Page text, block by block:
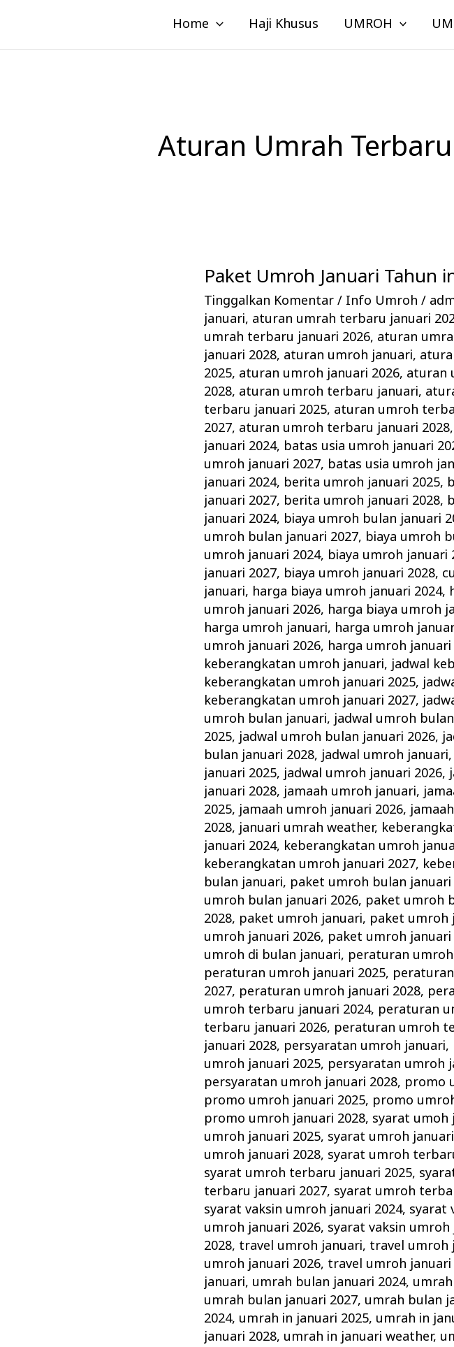
konten
Home Haji Khusus UMROH
Aturan Umrah
Paket Umroh Januari Tahun
Tinggalkan Komentar / Info Umroh /
januari, aturan umrah terbaru januari
umrah terbaru januari 2026, aturan
januari 2028, aturan umroh januari,
2025, aturan umroh januari 2026, aturan
2028, aturan umroh terbaru januari,
terbaru januari 2025, aturan umroh
2027, aturan umroh terbaru januari 2028,
januari 2024, batas usia umroh januari
umroh januari 2027, batas usia umroh
januari 2024, berita umroh januari 2025,
januari 2027, berita umroh januari 2028,
januari 2024, biaya umroh bulan januari
umroh bulan januari 2027, biaya umroh
umroh januari 2024, biaya umroh januari
januari 2027, biaya umroh januari 2028,
januari, harga biaya umroh januari 2024,
umroh januari 2026, harga biaya umroh
harga umroh januari, harga umroh
umroh januari 2026, harga umroh januari
keberangkatan umroh januari, jadwal
keberangkatan umroh januari 2025,
keberangkatan umroh januari 2027,
umroh bulan januari, jadwal umroh
2025, jadwal umroh bulan januari 2026,
bulan januari 2028, jadwal umroh januari,
januari 2025, jadwal umroh januari 2026,
januari 2028, jamaah umroh januari,
2025, jamaah umroh januari 2026,
2028, januari umrah weather,
januari 2024, keberangkatan umroh
keberangkatan umroh januari 2027,
bulan januari, paket umroh bulan januari
umroh bulan januari 2026, paket umroh
2028, paket umroh januari, paket umroh
umroh januari 2026, paket umroh januari
umroh di bulan januari, peraturan
peraturan umroh januari 2025,
2027, peraturan umroh januari 2028,
umroh terbaru januari 2024, peraturan
terbaru januari 2026, peraturan umroh
januari 2028, persyaratan umroh januari,
umroh januari 2025, persyaratan umroh
persyaratan umroh januari 2028, promo
promo umroh januari 2025, promo
promo umroh januari 2028, syarat umoh
umroh januari 2025, syarat umroh
umroh januari 2028, syarat umroh
syarat umroh terbaru januari 2025,
terbaru januari 2027, syarat umroh
syarat vaksin umroh januari 2024, syarat
umroh januari 2026, syarat vaksin umroh
2028, travel umroh januari, travel umroh
umroh januari 2026, travel umroh januari
januari, umrah bulan januari 2024,
umrah bulan januari 2027, umrah bulan
2024, umrah in januari 2025, umrah in
januari 2028, umrah in januari weather,
Paket
Umroh
Januari
Tahun
ini
Keluarga
Madani